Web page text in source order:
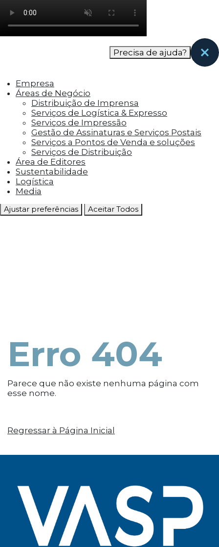
como os visitantes interagem com o site. Esses
cookies ajudam a fornecer informações sobre
as métricas do número de visitantes, taxa de
rejeição, origem do tráfego, etc.
funcionalidades, como compartilhar o
conteúdo do site em plataformas de social
media, coletar feedbacks e outros recursos de
terceiros.
Cookies Marketing
Os cookies de marketing são usados para
entregar aos visitantes anúncios
personalizados com base nas páginas que eles
visitaram antes e analisar a eficácia da
campanha publicitária.
Ajustar preferências Aceitar Todos
Precisa de ajuda?
Empresa
Áreas de Negócio
Distribuição de Imprensa
Serviços de Logística & Expresso
Serviços de Impressão
Gestão de Assinaturas e Serviços Postais
Serviços a Pontos de Venda e soluções
Serviços de Distribuição
Área de Editores
Sustentabilidade
Logística
Media
Erro 404
Parece que não existe nenhuma página com
esse nome.
Regressar à Página Inicial